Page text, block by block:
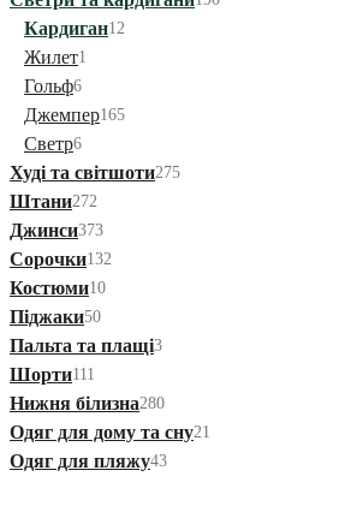
Кардиган12
Жилет1
Гольф6
Джемпер165
Светр6
Худі та світшоти275
Штани272
Джинси373
Сорочки132
Костюми10
Піджаки50
Пальта та плащі3
Шорти111
Нижня білизна280
Одяг для дому та сну21
Одяг для пляжу43